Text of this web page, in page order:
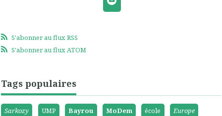
S'abonner au flux RSS
S'abonner au flux ATOM
Tags populaires
Sarkozy UMP Bayrou MoDem école
Europe